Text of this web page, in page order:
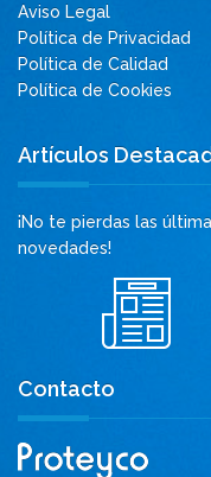
Aviso Legal
Política de Privacidad
Política de Calidad
Política de Cookies
Artículos
¡No te pierdas las
novedades!
Contacto